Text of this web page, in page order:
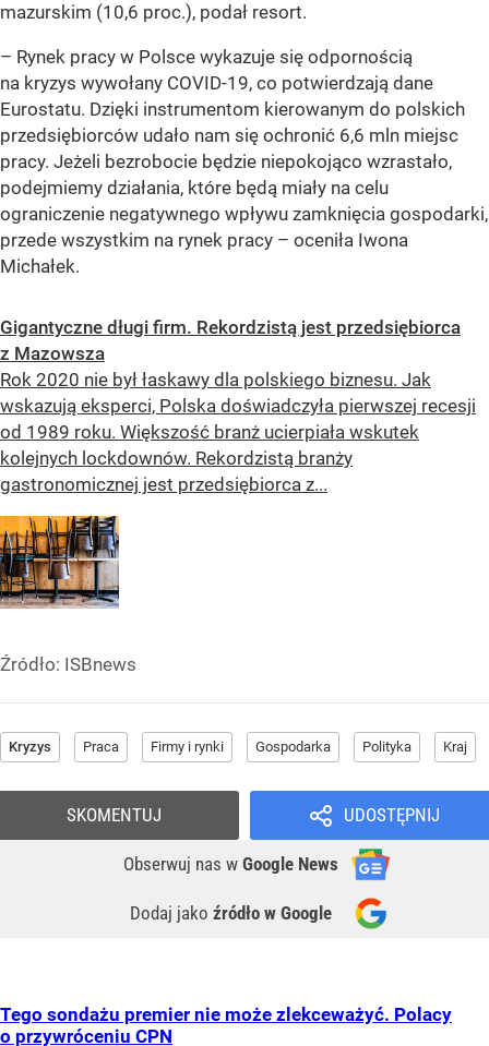
mazurskim (10,6 proc.), podał resort.
– Rynek pracy w Polsce wykazuje się odpornością
na kryzys wywołany COVID-19, co potwierdzają dane
Eurostatu. Dzięki instrumentom kierowanym do polskich
przedsiębiorców udało nam się ochronić 6,6 mln miejsc
pracy. Jeżeli bezrobocie będzie niepokojąco wzrastało,
podejmiemy działania, które będą miały na celu
ograniczenie negatywnego wpływu zamknięcia gospodarki,
przede wszystkim na rynek pracy – oceniła Iwona
Michałek.
Gigantyczne długi firm. Rekordzistą jest przedsiębiorca
z Mazowsza
Rok 2020 nie był łaskawy dla polskiego biznesu. Jak
wskazują eksperci, Polska doświadczyła pierwszej recesji
od 1989 roku. Większość branż ucierpiała wskutek
kolejnych lockdownów. Rekordzistą branży
gastronomicznej jest przedsiębiorca z...
Źródło: ISBnews
Kryzys Praca Firmy i rynki Gospodarka Polityka Kraj
UDOSTĘPNIJ
Obserwuj nas w Google News
Dodaj jako źródło w Google
SKOMENTUJ
Tego sondażu premier nie może zlekceważyć. Polacy
o przywróceniu CPN